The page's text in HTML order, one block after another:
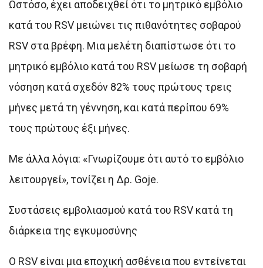
Ωστόσο, έχει αποδειχθεί ότι το μητρικό εμβόλιο
κατά του RSV μειώνει τις πιθανότητες σοβαρού
RSV στα βρέφη. Μια μελέτη διαπίστωσε ότι το
μητρικό εμβόλιο κατά του RSV μείωσε τη σοβαρή
νόσηση κατά σχεδόν 82% τους πρώτους τρεις
μήνες μετά τη γέννηση, και κατά περίπου 69%
τους πρώτους έξι μήνες.
Με άλλα λόγια: «Γνωρίζουμε ότι αυτό το εμβόλιο
λειτουργεί», τονίζει η Δρ. Goje.
Συστάσεις εμβολιασμού κατά του RSV κατά τη
διάρκεια της εγκυμοσύνης
Ο RSV είναι μια εποχική ασθένεια που εντείνεται